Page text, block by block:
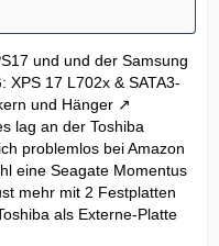
und und der Samsung
XPS 17 L702x & SATA3-
und Hänger
lag an der Toshiba
problemlos bei Amazon
eine Seagate Momentus
mehr mit 2 Festplatten
als Externe-Platte